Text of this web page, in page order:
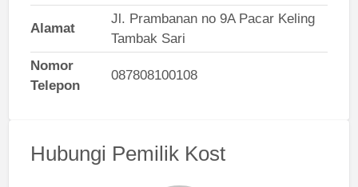
Alamat
Jl. Prambanan no 9A Pacar Keling
Tambak Sari
Nomor
Telepon
087808100108
Hubungi Pemilik Kost